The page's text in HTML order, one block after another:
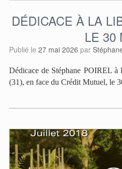
DÉDICACE À LA
LE 30
Publié le 27 mai 2026 par
Dédicace de Stéphane POIREL
(31), en face du Crédit Mutuel, le